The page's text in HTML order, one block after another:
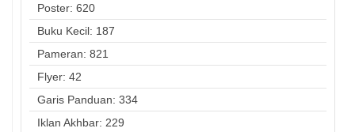
Poster: 620
Buku Kecil: 187
Pameran: 821
Flyer: 42
Garis Panduan: 334
Iklan Akhbar: 229